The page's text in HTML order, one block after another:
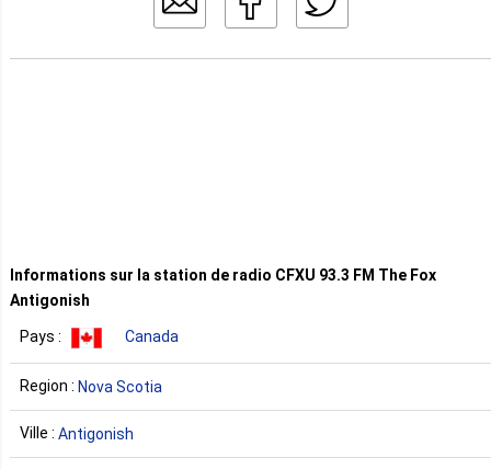
Informations sur la station de radio CFXU 93.3 FM The Fox
Antigonish
Pays : Canada
Region : Nova Scotia
Ville : Antigonish